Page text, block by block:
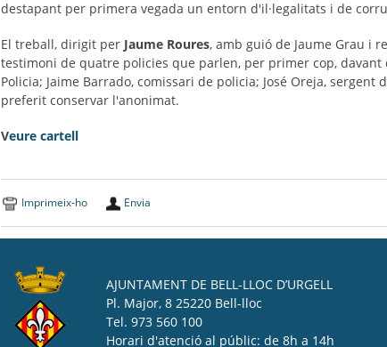
destapant per primera vegada un entorn d'il·legalitats i de
El treball, dirigit per Jaume Roures, amb guió de Jaume Grau i
testimoni de quatre policies que parlen, per primer cop,
Policia; Jaime Barrado, comissari de policia; José Oreja, sergent
preferit conservar l'anonimat.
Veure cartell
Imprimeix-ho Envia
AJUNTAMENT DE BELL-LLOC D’URGELL
Pl. Major, 8 25220 Bell-lloc
Tel. 973 560 100
Horari d'atenció al públic: de 8h a 14h